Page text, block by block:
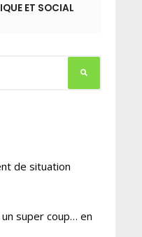
ET SOCIAL
de situation
super coup… en